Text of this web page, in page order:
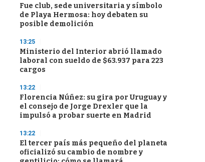
Fue club, sede universitaria y símbolo
de Playa Hermosa: hoy debaten su
posible demolición
13:25
Ministerio del Interior abrió llamado
laboral con sueldo de $63.937 para 223
cargos
13:22
Florencia Núñez: su gira por Uruguay y
el consejo de Jorge Drexler que la
impulsó a probar suerte en Madrid
13:22
El tercer país más pequeño del planeta
oficializó su cambio de nombre y